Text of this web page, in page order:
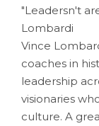
"Leadersn't
Lombardi
Vince
coaches in
leadership
visionaries
culture. A